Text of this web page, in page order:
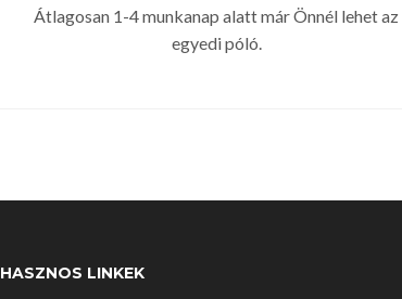
Átlagosan 1-4 munkanap alatt már Önnél lehet az
egyedi póló.
HASZNOS LINKEK